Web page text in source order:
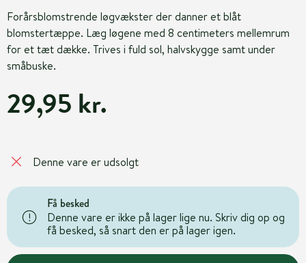
Forårsblomstrende løgvækster der danner et blåt
blomstertæppe. Læg løgene med 8 centimeters mellemrum
for et tæt dække. Trives i fuld sol, halvskygge samt under
småbuske.
29,95 kr.
Denne vare er udsolgt
Få besked
Denne vare er ikke på lager lige nu. Skriv dig op og
få besked, så snart den er på lager igen.